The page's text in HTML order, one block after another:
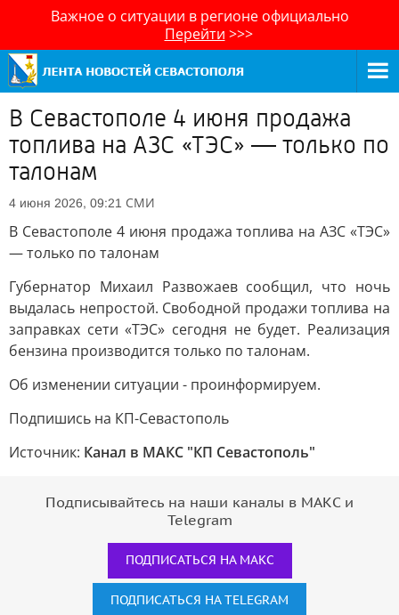
Важное о ситуации в регионе официально
Перейти >>>
В Севастополе 4 июня продажа
топлива на АЗС «ТЭС» — только по
талонам
4 июня 2026, 09:21 СМИ
В Севастополе 4 июня продажа топлива на АЗС «ТЭС»
— только по талонам
Губернатор Михаил Развожаев сообщил, что ночь
выдалась непростой. Свободной продажи топлива на
заправках сети «ТЭС» сегодня не будет. Реализация
бензина производится только по талонам.
Об изменении ситуации - проинформируем.
Подпишись на КП-Севастополь
Источник: Канал в МАКС "КП Севастополь"
Подписывайтесь на наши каналы в МАКС и
Telegram
ПОДПИСАТЬСЯ НА МАКС
ПОДПИСАТЬСЯ НА TELEGRAM